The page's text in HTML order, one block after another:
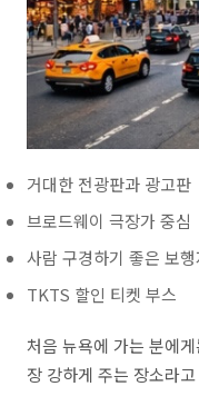
거대한 전광판과 광고판
브로드웨이 극장가 중심
사람 구경하기 좋은 보
TKTS 할인 티켓 부스
처음 뉴욕에 가는 분에
장 강하게 주는 장소라